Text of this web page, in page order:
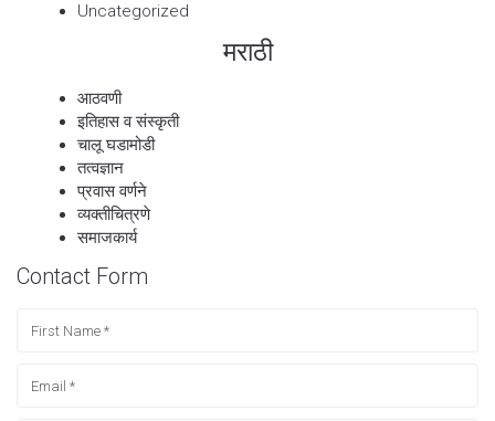
Uncategorized
मराठी
आठवणी
इतिहास व संस्कृती
चालू घडामोडी
तत्वज्ञान
प्रवास वर्णने
व्यक्तीचित्रणे
समाजकार्य
Contact Form